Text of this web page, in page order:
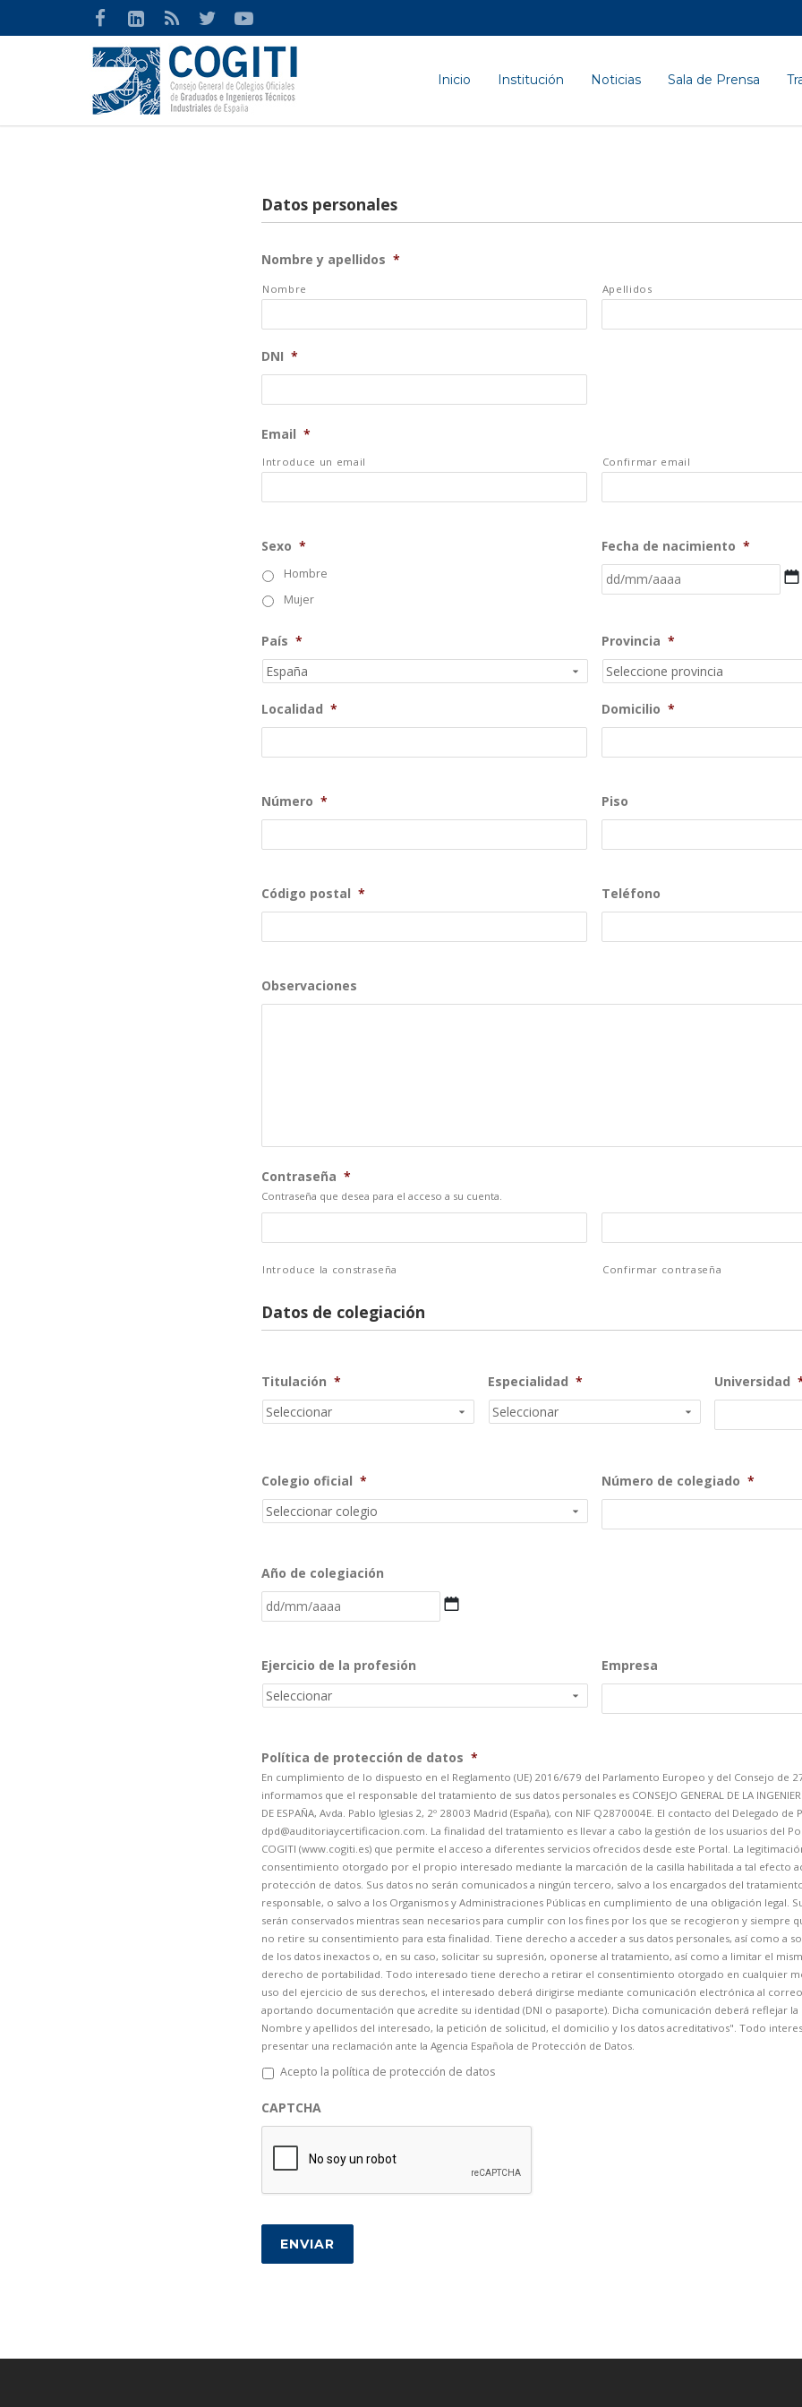
Inicio Institución Noticias Sala de Prensa
Datos personales
Nombre y apellidos *
Nombre Apellidos
DNI *
Email *
Introduce un email Confirmar email
Sexo *
Hombre
Mujer
Fecha de nacimiento *
País * Provincia *
Localidad * Domicilio *
Número * Piso
Código postal * Teléfono
Observaciones
Contraseña *
Contraseña que desea para el acceso a su cuenta.
Introduce la constraseña Confirmar contraseña
Datos de colegiación
Titulación * Especialidad * Universidad
Colegio oficial * Número de colegiado *
Año de colegiación
DD
Ejercicio de la profesión Empresa
Política de protección de datos *
En cumplimiento de lo dispuesto en el Reglamento (UE) 2016/679 del Parlamento Europeo y del Consejo de
informamos que el responsable del tratamiento de sus datos personales es CONSEJO GENERAL DE LA
DE ESPAÑA, Avda. Pablo Iglesias 2, 2º 28003 Madrid (España), con NIF Q2870004E. El contacto del Delegado
dpd@auditoriaycertificacion.com. La finalidad del tratamiento es llevar a cabo la gestión de los usuarios del
COGITI (www.cogiti.es) que permite el acceso a diferentes servicios ofrecidos desde este Portal. La
consentimiento otorgado por el propio interesado mediante la marcación de la casilla habilitada a tal efecto
protección de datos. Sus datos no serán comunicados a ningún tercero, salvo a los encargados del
responsable, o salvo a los Organismos y Administraciones Públicas en cumplimiento de una obligación legal.
serán conservados mientras sean necesarios para cumplir con los fines por los que se recogieron y siempre
no retire su consentimiento para esta finalidad. Tiene derecho a acceder a sus datos personales, así como a
de los datos inexactos o, en su caso, solicitar su supresión, oponerse al tratamiento, así como a limitar el
derecho de portabilidad. Todo interesado tiene derecho a retirar el consentimiento otorgado en cualquier
uso del ejercicio de sus derechos, el interesado deberá dirigirse mediante comunicación electrónica al
aportando documentación que acredite su identidad (DNI o pasaporte). Dicha comunicación deberá reflejar
Nombre y apellidos del interesado, la petición de solicitud, el domicilio y los datos acreditativos". Todo
presentar una reclamación ante la Agencia Española de Protección de Datos.
Acepto la política de protección de datos
CAPTCHA